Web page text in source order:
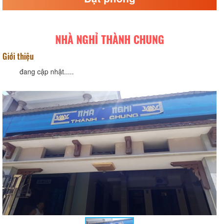
NHÀ NGHỈ THÀNH CHUNG
Giới thiệu
đang cập nhật.....